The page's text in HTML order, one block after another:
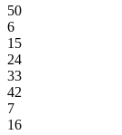
50
6
15
24
33
42
7
16